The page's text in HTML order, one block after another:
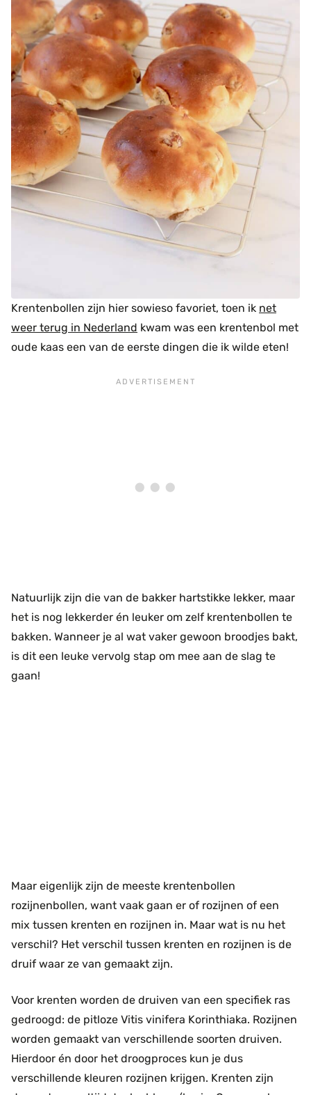
Krentenbollen zijn hier sowieso favoriet, toen ik net
weer terug in Nederland kwam was een krentenbol met
oude kaas een van de eerste dingen die ik wilde eten!
Natuurlijk zijn die van de bakker hartstikke lekker, maar
het is nog lekkerder én leuker om zelf krentenbollen te
bakken. Wanneer je al wat vaker gewoon broodjes bakt,
is dit een leuke vervolg stap om mee aan de slag te
gaan!
Maar eigenlijk zijn de meeste krentenbollen
rozijnenbollen, want vaak gaan er of rozijnen of een
mix tussen krenten en rozijnen in. Maar wat is nu het
verschil? Het verschil tussen krenten en rozijnen is de
druif waar ze van gemaakt zijn.
Voor krenten worden de druiven van een specifiek ras
gedroogd: de pitloze Vitis vinifera Korinthiaka. Rozijnen
worden gemaakt van verschillende soorten druiven.
Hierdoor én door het droogproces kun je dus
verschillende kleuren rozijnen krijgen. Krenten zijn